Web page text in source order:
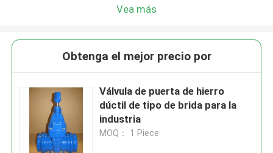
Vea más
Obtenga el mejor precio por
Válvula de puerta de hierro
dúctil de tipo de brida para la
industria
MOQ： 1 Piece